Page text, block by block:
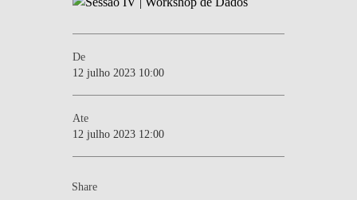
De
12 julho 2023 10:00
Ate
12 julho 2023 12:00
Share